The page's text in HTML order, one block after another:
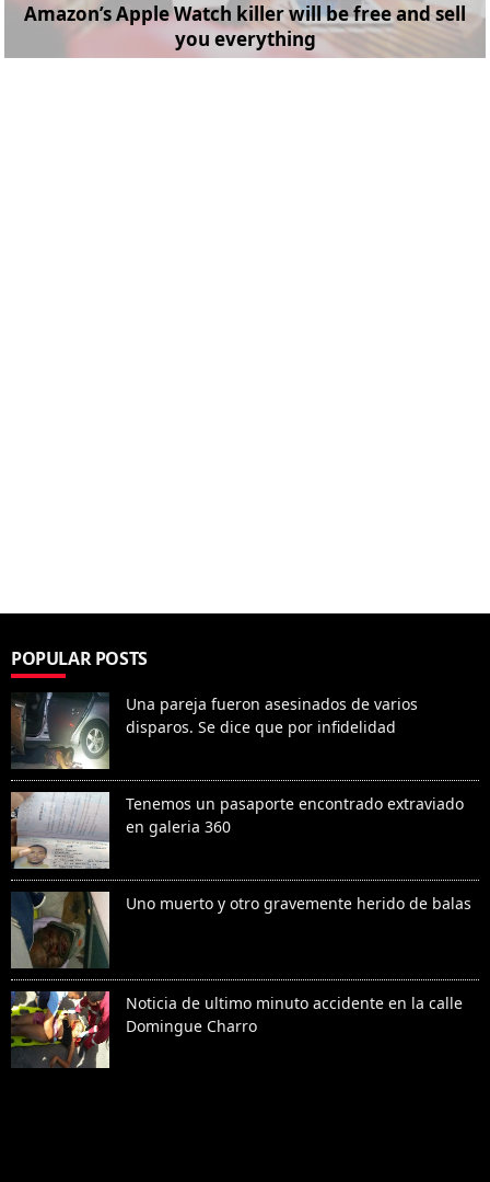
Amazon’s Apple Watch killer will be free and sell
you everything
POPULAR POSTS
Una pareja fueron asesinados de varios
disparos. Se dice que por infidelidad
Tenemos un pasaporte encontrado extraviado
en galeria 360
Uno muerto y otro gravemente herido de balas
Noticia de ultimo minuto accidente en la calle
Domingue Charro